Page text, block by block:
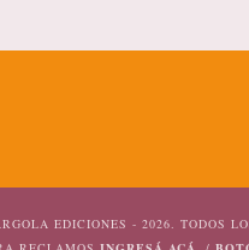
EDICIONES - 2026. TODOS